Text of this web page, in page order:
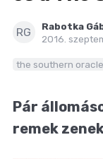
MÁSVILÁG
RG
Rabotka
2016.
the southern oracle
Pár
remek